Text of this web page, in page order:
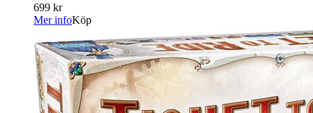
699 kr
Mer infoKöp